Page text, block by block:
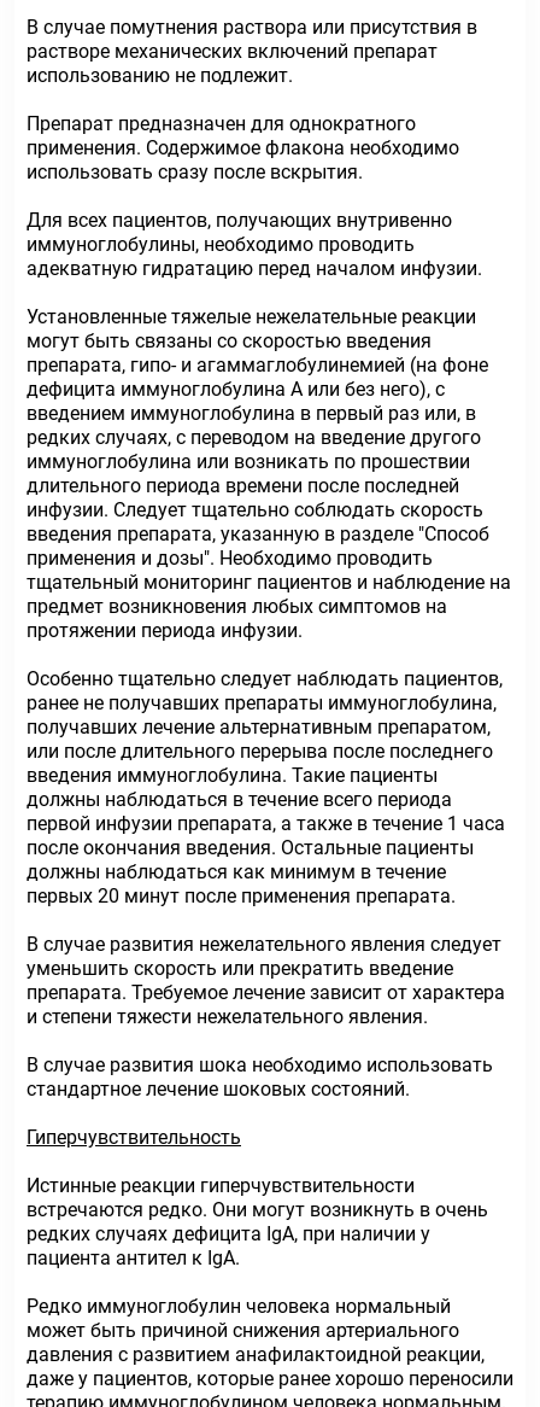
В случае помутнения раствора или присутствия в
растворе механических включений препарат
использованию не подлежит.
Препарат предназначен для однократного
применения. Содержимое флакона необходимо
использовать сразу после вскрытия.
Для всех пациентов, получающих внутривенно
иммуноглобулины, необходимо проводить
адекватную гидратацию перед началом инфузии.
Установленные тяжелые нежелательные реакции
могут быть связаны со скоростью введения
препарата, гипо- и агаммаглобулинемией (на фоне
дефицита иммуноглобулина А или без него), с
введением иммуноглобулина в первый раз или, в
редких случаях, с переводом на введение другого
иммуноглобулина или возникать по прошествии
длительного периода времени после последней
инфузии. Следует тщательно соблюдать скорость
введения препарата, указанную в разделе "Способ
применения и дозы". Необходимо проводить
тщательный мониторинг пациентов и наблюдение на
предмет возникновения любых симптомов на
протяжении периода инфузии.
Особенно тщательно следует наблюдать пациентов,
ранее не получавших препараты иммуноглобулина,
получавших лечение альтернативным препаратом,
или после длительного перерыва после последнего
введения иммуноглобулина. Такие пациенты
должны наблюдаться в течение всего периода
первой инфузии препарата, а также в течение 1 часа
после окончания введения. Остальные пациенты
должны наблюдаться как минимум в течение
первых 20 минут после применения препарата.
В случае развития нежелательного явления следует
уменьшить скорость или прекратить введение
препарата. Требуемое лечение зависит от характера
и степени тяжести нежелательного явления.
В случае развития шока необходимо использовать
стандартное лечение шоковых состояний.
Гиперчувствительность
Истинные реакции гиперчувствительности
встречаются редко. Они могут возникнуть в очень
редких случаях дефицита IgA, при наличии у
пациента антител к IgA.
Редко иммуноглобулин человека нормальный
может быть причиной снижения артериального
давления с развитием анафилактоидной реакции,
даже у пациентов, которые ранее хорошо переносили